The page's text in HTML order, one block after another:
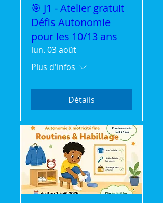
🎯 J1 - Atelier gratuit
Défis Autonomie
pour les 10/13 ans
lun. 03 août
Plus d'infos
Détails